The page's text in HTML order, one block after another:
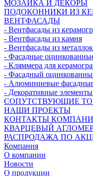
МОЗАИКА И ДЕКОРЫ
ПОДОКОННИКИ ИЗ
ВЕНТФАСАДЫ
- Вентфасады из
- Вентфасады из камня
- Вентфасады из
- Фасадные
- Кляммера для
- Фасадный
- Алюминиевые
- Декоративные
СОПУТСТВУЮЩИЕ
НАШИ ПРОЕКТЫ
КОНТАКТЫ
КВАРЦЕВЫЙ
РАСПРОДАЖА ПО
Компания
О компании
Новости
О продукции